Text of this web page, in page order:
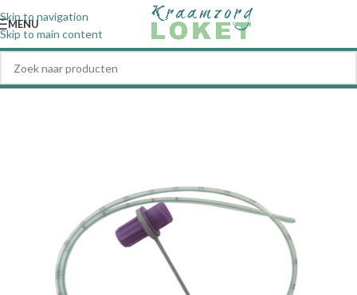
Skip to navigation
Skip to main content
MENU